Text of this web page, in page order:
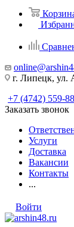
г. Липецк, ул.
+7 (4742) 559-
Заказать звонок
Услуги
Доставка
Вакансии
Контакты
...
Войти